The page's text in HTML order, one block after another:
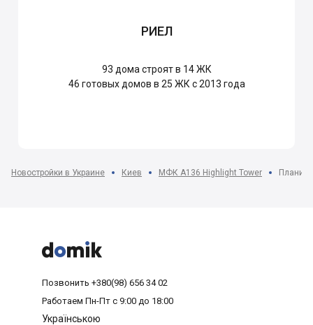
РИЕЛ
93 дома строят в 14 ЖК
46 готовых домов в 25 ЖК с 2013 года
Новостройки в Украине Киев МФК A136 Highlight Tower



Позвонить +380(98) 656 34 02
Работаем Пн-Пт с 9:00 до 18:00
Українською